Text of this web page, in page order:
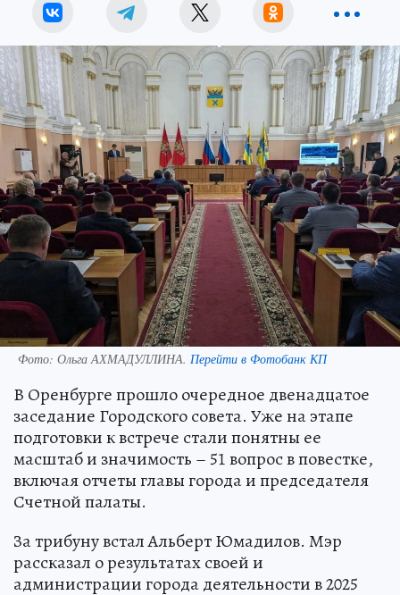
Фото: Ольга АХМАДУЛЛИНА. Перейти в Фотобанк КП
В Оренбурге прошло очередное двенадцатое
заседание Городского совета. Уже на этапе
подготовки к встрече стали понятны ее
масштаб и значимость – 51 вопрос в повестке,
включая отчеты главы города и председателя
Счетной палаты.
За трибуну встал Альберт Юмадилов. Мэр
рассказал о результатах своей и
администрации города деятельности в 2025